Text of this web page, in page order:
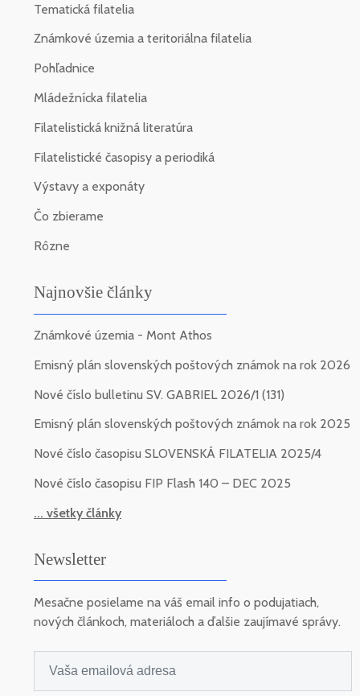
Tematická filatelia
Známkové územia a teritoriálna filatelia
Pohľadnice
Mládežnícka filatelia
Filatelistická knižná literatúra
Filatelistické časopisy a periodiká
Výstavy a exponáty
Čo zbierame
Rôzne
Najnovšie články
Známkové územia - Mont Athos
Emisný plán slovenských poštových známok na rok 2026
Nové číslo bulletinu SV. GABRIEL 2026/1 (131)
Emisný plán slovenských poštových známok na rok 2025
Nové číslo časopisu SLOVENSKÁ FILATELIA 2025/4
Nové číslo časopisu FIP Flash 140 – DEC 2025
... všetky články
Newsletter
Mesačne posielame na váš email info o podujatiach,
nových článkoch, materiáloch a ďalšie zaujímavé správy.